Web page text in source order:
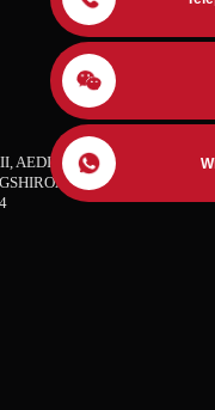
AEDIFICIUM III,
NUM. 12111,